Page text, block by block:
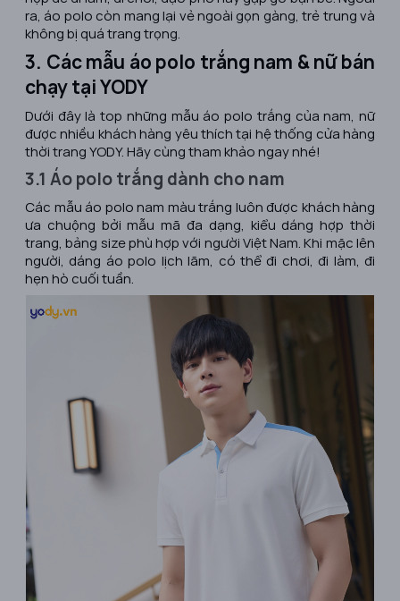
ra, áo polo còn mang lại vẻ ngoài gọn gàng, trẻ trung và
không bị quá trang trọng.
3. Các mẫu áo polo trắng nam & nữ bán
chạy tại YODY
Dưới đây là top những mẫu áo polo trắng của nam, nữ
được nhiều khách hàng yêu thích tại hệ thống cửa hàng
thời trang YODY. Hãy cùng tham khảo ngay nhé!
3.1 Áo polo trắng dành cho nam
Các mẫu áo polo nam màu trắng luôn được khách hàng
ưa chuộng bởi mẫu mã đa dạng, kiểu dáng hợp thời
trang, bảng size phù hợp với người Việt Nam. Khi mặc lên
người, dáng áo polo lịch lãm, có thể đi chơi, đi làm, đi
hẹn hò cuối tuần.